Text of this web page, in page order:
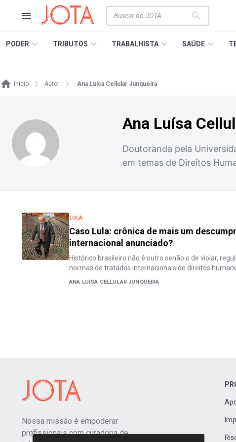
PODER TRIBUTOS TRABALHISTA SAÚDE
Início Autor Ana Luísa Cellular Junqueira
Ana Luísa
Doutoranda pela
em temas de Direitos
LULA
Caso Lula: crônica de mais um
internacional anunciado?
Histórico brasileiro não é outro senão o de violar,
normas de tratados internacionais de direitos
ANA LUÍSA CELLULAR JUNQUEIRA
Nossa missão é empoderar
profissionais com curadoria de